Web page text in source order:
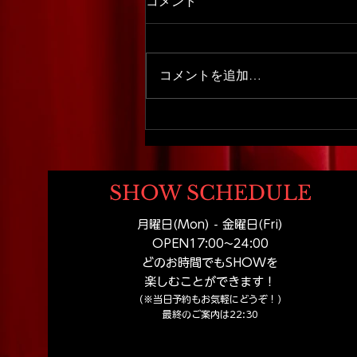
を開けた瞬間から始まる。札
幌観光で出会う小さなテーマ
パーク
コメントを追加…
SHOW SCHEDULE
月曜日(Mon) - 金曜日(Fri)
OPEN17:00~24:00
どのお時間でもSHOWを
楽しむことができます！
（※当日予約もお気軽にどうぞ！）
​最終のご案内は22:30